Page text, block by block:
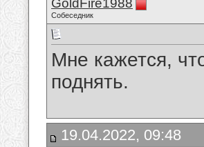
GoldFire1988
Собеседник
Мне кажется,
поднять.
19.04.2022, 09:48